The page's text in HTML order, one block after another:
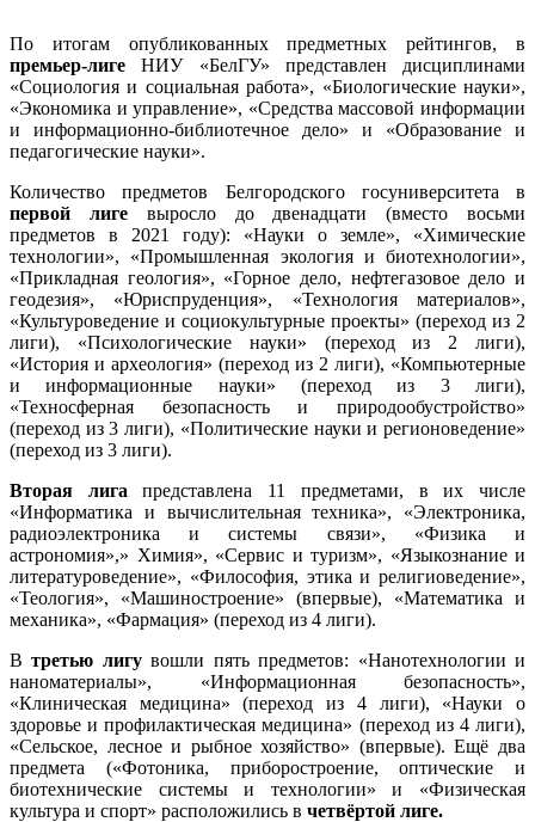
По итогам опубликованных предметных рейтингов, в
премьер-лиге НИУ «БелГУ» представлен дисциплинами
«Социология и социальная работа», «Биологические науки»,
«Экономика и управление», «Средства массовой информации
и информационно-библиотечное дело» и «Образование и
педагогические науки».
Количество предметов Белгородского госуниверситета в
первой лигевыросло до двенадцати (вместо восьми
предметов в 2021 году): «Науки о земле», «Химические
технологии», «Промышленная экология и биотехнологии»,
«Прикладная геология», «Горное дело, нефтегазовое дело и
геодезия», «Юриспруденция», «Технология материалов»,
«Культуроведение и социокультурные проекты» (переход из 2
лиги), «Психологические науки» (переход из 2 лиги),
«История и археология» (переход из 2 лиги), «Компьютерные
и информационные науки» (переход из 3 лиги),
«Техносферная безопасность и природообустройство»
(переход из 3 лиги), «Политические науки и регионоведение»
(переход из 3 лиги).
Вторая лига представлена 11 предметами, в их числе
«Информатика и вычислительная техника», «Электроника,
радиоэлектроника и системы связи», «Физика и
астрономия»,» Химия», «Сервис и туризм», «Языкознание и
литературоведение», «Философия, этика и религиоведение»,
«Теология», «Машиностроение» (впервые), «Математика и
механика», «Фармация» (переход из 4 лиги).
Втретью лигувошли пять предметов: «Нанотехнологии и
наноматериалы», «Информационная безопасность»,
«Клиническая медицина» (переход из 4 лиги), «Науки о
здоровье и профилактическая медицина» (переход из 4 лиги),
«Сельское, лесное и рыбное хозяйство» (впервые). Ещё два
предмета («Фотоника, приборостроение, оптические и
биотехнические системы и технологии» и «Физическая
культура и спорт» расположились в четвёртой лиге.